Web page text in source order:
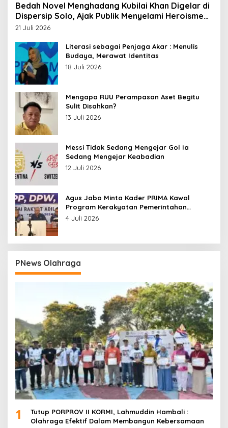
Bedah Novel Menghadang Kubilai Khan Digelar di
Dispersip Solo, Ajak Publik Menyelami Heroisme
Leluhur Nusantara
21 Juli 2026
Literasi sebagai Penjaga Akar : Menulis
Budaya, Merawat Identitas
18 Juli 2026
Mengapa RUU Perampasan Aset Begitu
Sulit Disahkan?
13 Juli 2026
Messi Tidak Sedang Mengejar Gol Ia
Sedang Mengejar Keabadian
12 Juli 2026
Agus Jabo Minta Kader PRIMA Kawal
Program Kerakyatan Pemerintahan
Prabowo
4 Juli 2026
PNews Olahraga
1
Tutup PORPROV II KORMI, Lahmuddin Hambali :
Olahraga Efektif Dalam Membangun Kebersamaan